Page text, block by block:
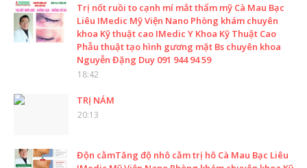
Trị nốt ruồi to cạnh mí mắt thẩm mỹ Cà Mau Bạc
Liêu IMedic Mỹ Viện Nano Phòng khám chuyên
khoa Kỹ thuật cao IMedic Y Khoa Kỹ Thuật Cao
Phẫu thuật tạo hình gương mặt Bs chuyên khoa
Nguyễn Đặng Duy 091 944 94 59
18:42
TRỊ NÁM
20:13
Độn cằmTăng độ nhô cằm trị hô Cà Mau Bạc Liêu